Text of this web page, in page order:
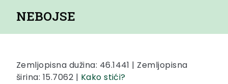
NEBOJSE
Zemljopisna dužina: 46.1441 | Zemljopisna
širina: 15.7062 | Kako stići?